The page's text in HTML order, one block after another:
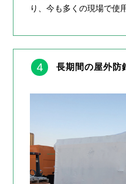
り、今も多くの現場で使
4 長期間の屋外防